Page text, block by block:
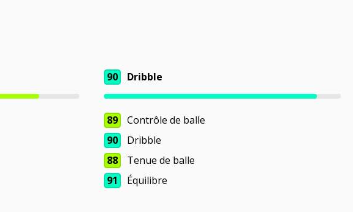
90 Dribble
89
Contrôle de balle
90
Dribble
88
Tenue de balle
91
Équilibre